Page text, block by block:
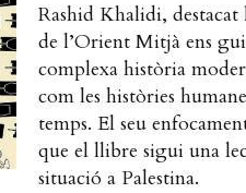
Rashid Khalidi,
de l’Orient Mitjà ens
complexa història
com les històries
temps. El seu
que el llibre sigui una
situació a Palestina.